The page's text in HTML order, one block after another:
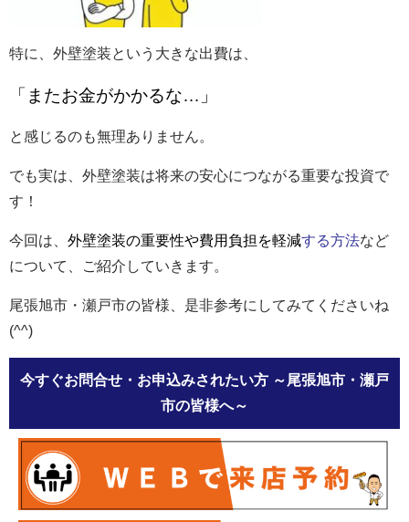
特に、外壁塗装という大きな出費は、
「またお金がかかるな…」
と感じるのも無理ありません。
でも実は、外壁塗装は将来の安心につながる重要な投資で
す！
今回は、 外壁塗装の重要性や費用負担を軽減する方法など
について、ご紹介していきます。
尾張旭市・瀬戸市の皆様、是非参考にしてみてくださいね
(^^)
今すぐお問合せ・お申込みされたい方 ～尾張旭市・瀬戸
市の皆様へ～